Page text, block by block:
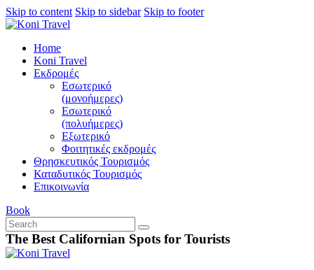
Skip to content Skip to sidebar Skip to footer
Home
Koni Travel
Εκδρομές
Εσωτερικό
(μονοήμερες)
Εσωτερικό
(πολυήμερες)
Εξωτερικό
Φοιτητικές εκδρομές
Θρησκευτικός Τουρισμός
Καταδυτικός Τουρισμός
Επικοινωνία
Book
The Best Californian Spots for Tourists